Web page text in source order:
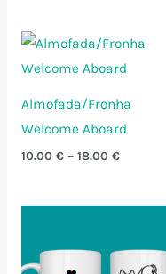
:
Almofada/Fronha
Welcome Aboard
10.00 € – 18.00 €
Price
range:
10.00 €
18.00 €